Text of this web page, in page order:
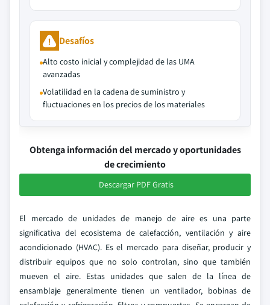
Desafíos
Alto costo inicial y complejidad de las UMA
avanzadas
Volatilidad en la cadena de suministro y
fluctuaciones en los precios de los materiales
Obtenga información del mercado y oportunidades
de crecimiento
Descargar PDF Gratis
El mercado de unidades de manejo de aire es una parte
significativa del ecosistema de calefacción, ventilación y aire
acondicionado (HVAC). Es el mercado para diseñar, producir y
distribuir equipos que no solo controlan, sino que también
mueven el aire. Estas unidades que salen de la línea de
ensamblaje generalmente tienen un ventilador, bobinas de